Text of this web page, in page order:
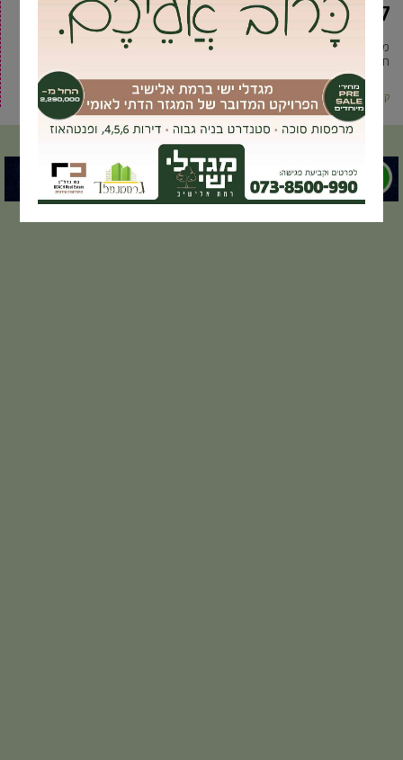
לראש העיר
מצלמת כתב גבעת שמואל תפסה את ראש העיר יוסי ברודני כשהוא ממלא את
חלקו בחובת הזהירות בדרכים במסגרת תורנות ”נשק
קרא עוד ←